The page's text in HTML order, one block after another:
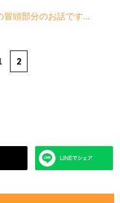
冒頭部分のお話です…
2